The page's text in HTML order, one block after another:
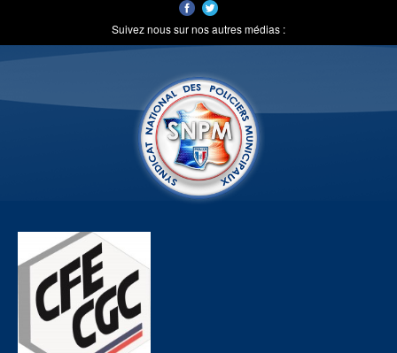
Suivez nous sur nos autres médias :